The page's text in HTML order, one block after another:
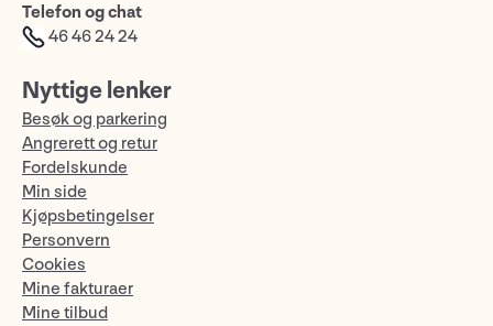
Telefon og chat
46 46 24 24
Nyttige lenker
Besøk og parkering
Angrerett og retur
Fordelskunde
Min side
Kjøpsbetingelser
Personvern
Cookies
Mine fakturaer
Mine tilbud